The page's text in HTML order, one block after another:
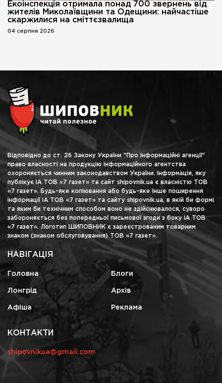
Екоінспекція отримала понад 700 звернень від
жителів Миколаївщини та Одещини: найчастіше
скаржилися на сміттєзвалища
04 серпня 2026
Відповідно до ст. 26 Закону України "Про інформаційні агенції"
право власності на продукцію інформаційного агентства
охороняється чинним законодавством України. Інформація, яку
публікує ІА ТОВ «7 газет» та сайт shipovnik.ua є власністю ТОВ
«7 газет». Будь-яке копіювання або будь-яке інше поширення
інформації ІА ТОВ «7 газет» та сайту shipovnik.ua, в якій би формі
та яким би технічним способом воно не здійснювалося, суворо
забороняється без попередньої письмової згоди з боку ІА ТОВ
«7 газет». Логотип ШИПОВНИК є зареєстрованим товарним
знаком (знаком обслуговування) ТОВ «7 газет».
НАВІГАЦІЯ
Головна Блоги
Лонгрід Архів
Афіша Реклама
КОНТАКТИ
shipovnikua@gmail.com